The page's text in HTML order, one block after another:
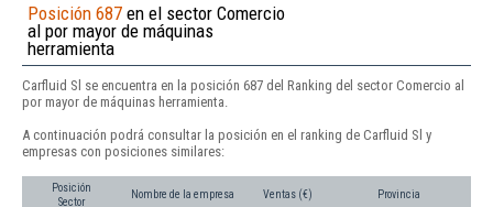
Posición 687 en el sector Comercio
al por mayor de máquinas
herramienta
Carfluid Sl se encuentra en la posición 687 del Ranking del sector Comercio al
por mayor de máquinas herramienta.
A continuación podrá consultar la posición en el ranking de Carfluid Sl y
empresas con posiciones similares:
Posición
Sector
Nombre de la empresa Ventas (€) Provincia